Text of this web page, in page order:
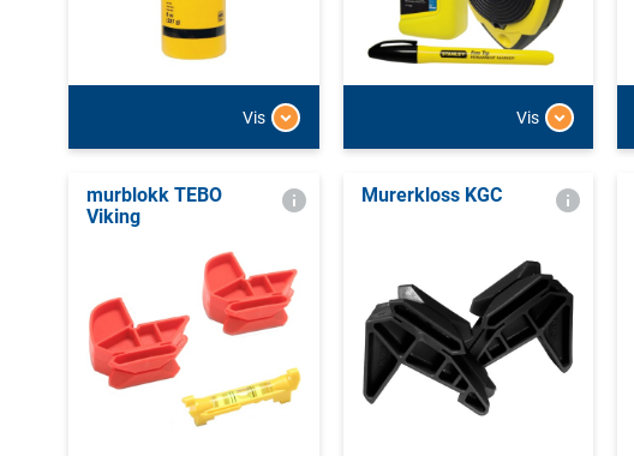
Vis Vis
murblokk TEBO
Viking
Murerkloss KGC